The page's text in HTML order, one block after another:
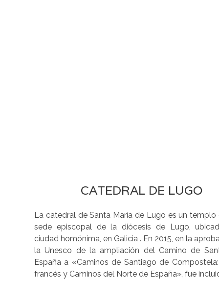
CATEDRAL DE LUGO
La catedral de Santa María de Lugo es un templo
sede episcopal de la diócesis de Lugo,
ciudad homónima, en Galicia . En 2015, en la
la Unesco de la ampliación del Camino de
España a «Caminos de Santiago de
francés y Caminos del Norte de España», fue